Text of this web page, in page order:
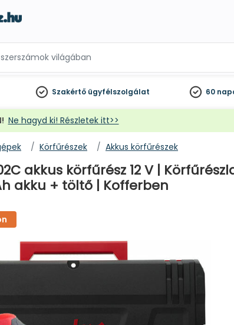
Szakértő ügyfélszolgálat 60
Ne hagyd ki! Részletek itt>>
Körfűrészek Akkus körfűrészek
akkus körfűrész 12 V |
akku + töltő | Kofferben